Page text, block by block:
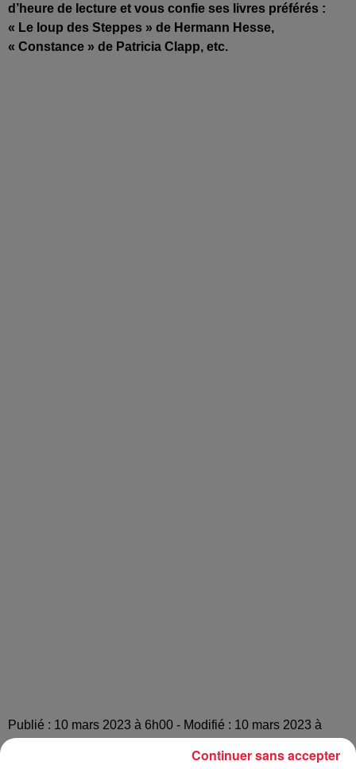
d’heure de lecture et vous confie ses livres préférés :
« Le loup des Steppes » de Hermann Hesse,
« Constance » de Patricia Clapp, etc.
Publié : 10 mars 2023 à 6h00 - Modifié : 10 mars 2023 à
14h02 Celine Rinckel
Continuer sans accepter